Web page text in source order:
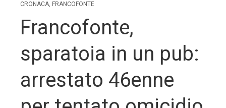
CRONACA, FRANCOFONTE
Francofonte,
sparatoia in un pub:
arrestato 46enne